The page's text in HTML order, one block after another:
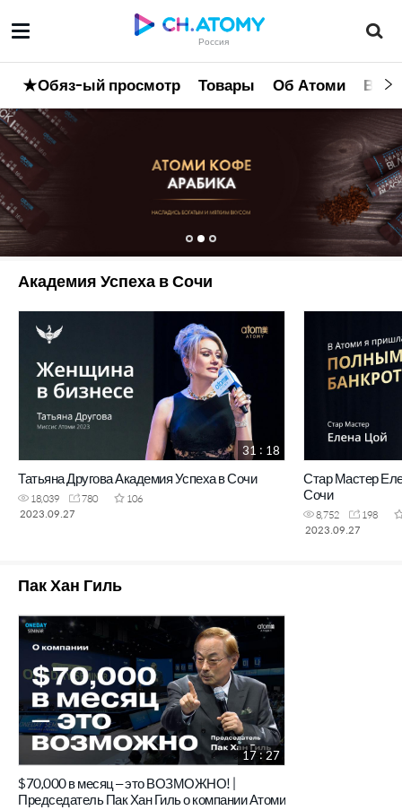
Россия
★Обяз-ый просмотр Товары Об Атоми Все
Академия Успеха в Сочи
Татьяна Другова Академия Успеха в Сочи
18,039 780
106
2023.09.27
31 : 18
Стар Мастер
Сочи
8,752
198
2023.09.27
Пак Хан Гиль
$70,000 в месяц – это ВОЗМОЖНО! |
Председатель Пак Хан Гиль о компании Атоми
17 : 27